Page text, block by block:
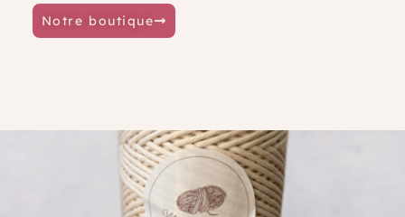
Notre boutique